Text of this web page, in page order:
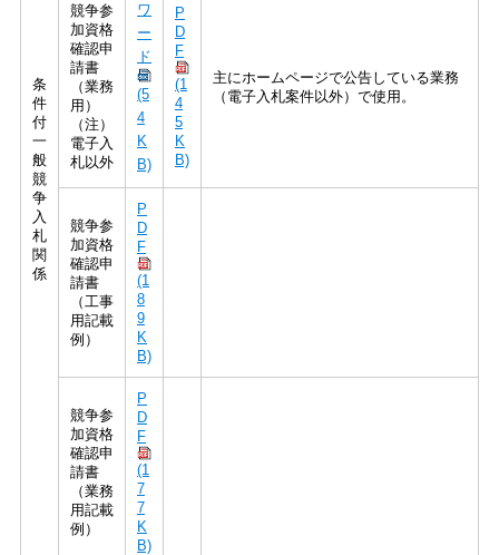
条
件
付
一
般
競
争
入
札
関
係
競争参
加資格
確認申
請書
（業務
用）
（注）
電子入
札以外
ワ
ー
ド
(5
4
K
B)
P
D
F
(1
4
5
K
B)
主にホームページで公告している業務
（電子入札案件以外）で使用。
競争参
加資格
確認申
請書
（工事
用記載
例）
P
D
F
(1
8
9
K
B)
競争参
加資格
確認申
請書
（業務
用記載
例）
P
D
F
(1
7
7
K
B)